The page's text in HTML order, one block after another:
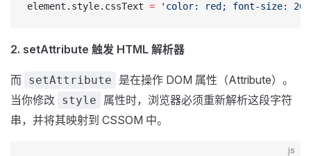
element.style.cssText = 'color: red; font-size:
2. setAttribute 触发 HTML 解析器
而 setAttribute
是在操作 DOM 属性（Attribute）。
当你修改 style
属性时，浏览器必须重新解析这段字符
串，并将其映射到 CSSOM 中。
js